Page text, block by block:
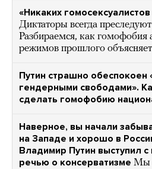
«Никаких
Диктаторы всегда
Разбираемся, как гомофобия
режимов прошлого
Путин страшно обеспокоен
гендерными свободами».
сделать гомофобию
Наверное, вы начали
на Западе и хорошо в
Владимир Путин выступил
речью о консерватизме Мы